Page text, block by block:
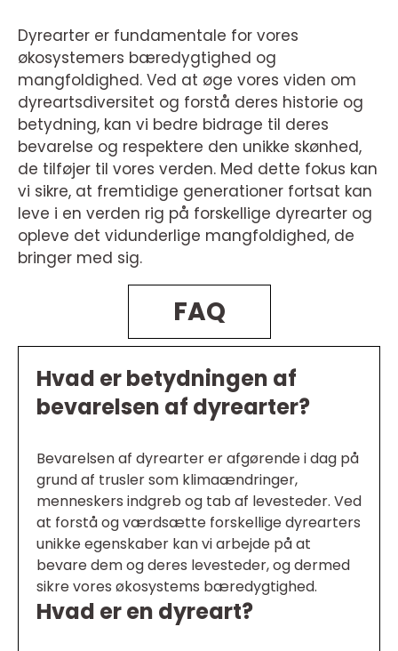
Dyrearter er fundamentale for vores
økosystemers bæredygtighed og
mangfoldighed. Ved at øge vores viden om
dyreartsdiversitet og forstå deres historie og
betydning, kan vi bedre bidrage til deres
bevarelse og respektere den unikke skønhed,
de tilføjer til vores verden. Med dette fokus kan
vi sikre, at fremtidige generationer fortsat kan
leve i en verden rig på forskellige dyrearter og
opleve det vidunderlige mangfoldighed, de
bringer med sig.
FAQ
Hvad er betydningen af
bevarelsen af dyrearter?
Bevarelsen af dyrearter er afgørende i dag på
grund af trusler som klimaændringer,
menneskers indgreb og tab af levesteder. Ved
at forstå og værdsætte forskellige dyrearters
unikke egenskaber kan vi arbejde på at
bevare dem og deres levesteder, og dermed
sikre vores økosystems bæredygtighed.
Hvad er en dyreart?